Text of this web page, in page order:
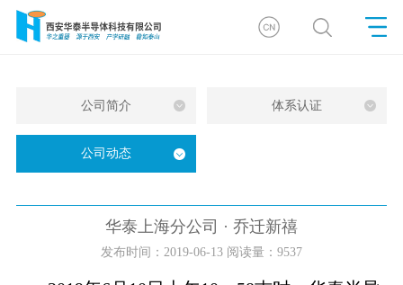
公司简介 体系认证
公司动态
华泰上海分公司 · 乔迁新禧
发布时间：2019-06-13 阅读量：9537